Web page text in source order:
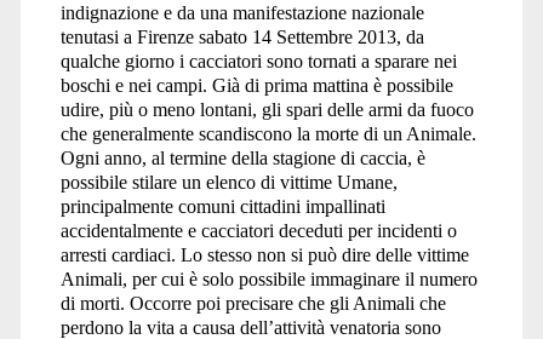
indignazione e da una manifestazione nazionale
tenutasi a Firenze sabato 14 Settembre 2013, da
qualche giorno i cacciatori sono tornati a sparare nei
boschi e nei campi. Già di prima mattina è possibile
udire, più o meno lontani, gli spari delle armi da fuoco
che generalmente scandiscono la morte di un Animale.
Ogni anno, al termine della stagione di caccia, è
possibile stilare un elenco di vittime Umane,
principalmente comuni cittadini impallinati
accidentalmente e cacciatori deceduti per incidenti o
arresti cardiaci. Lo stesso non si può dire delle vittime
Animali, per cui è solo possibile immaginare il numero
di morti. Occorre poi precisare che gli Animali che
perdono la vita a causa dell’attività venatoria sono